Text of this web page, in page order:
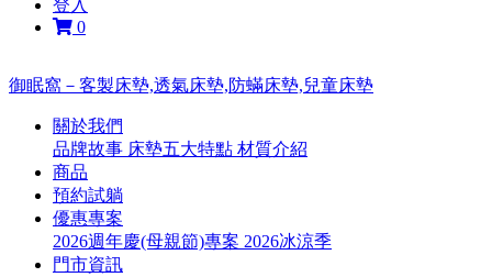
登入
0
御眠窩－客製床墊,透氣床墊,防蟎床墊,兒童床墊
關於我們
品牌故事 床墊五大特點 材質介紹
商品
預約試躺
優惠專案
2026週年慶(母親節)專案 2026冰涼季
門市資訊